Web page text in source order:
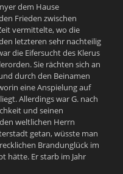
dem Hause
Frieden zwischen
vermittelte, wo die
letzteren sehr nachteilig
die Eifersucht des Klerus
Sie rächten sich an
durch den Beinamen
eine Anspielung auf
Allerdings war G. nach
und seinen
weltlichen Herrn
getan, wüsste man
Brandunglück im
hätte. Er starb im Jahr